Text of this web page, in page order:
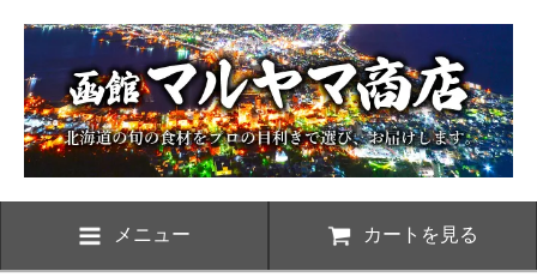
メニュー カートを見る